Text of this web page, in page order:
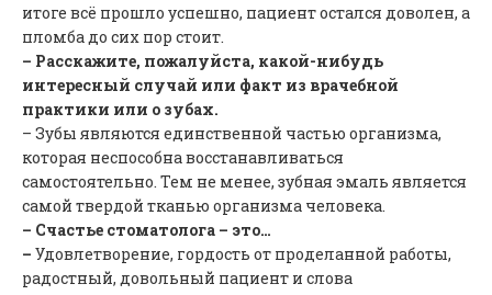
итоге всё прошло успешно, пациент остался доволен, а
пломба до сих пор стоит.
– Расскажите, пожалуйста, какой-нибудь
интересный случай или факт из врачебной
практики или о зубах.
– Зубы являются единственной частью организма,
которая неспособна восстанавливаться
самостоятельно. Тем не менее, зубная эмаль является
самой твердой тканью организма человека.
– Счастье стоматолога – это…
– Удовлетворение, гордость от проделанной работы,
радостный, довольный пациент и слова